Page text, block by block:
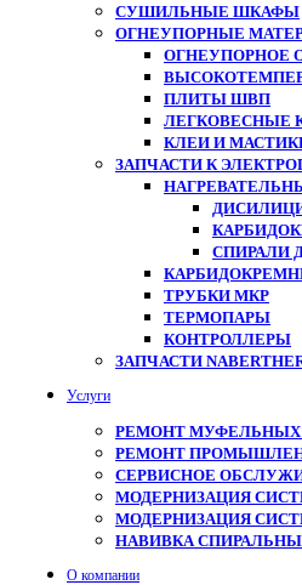
СУШИЛЬНЫЕ ШКАФЫ
ОГНЕУПОРНЫЕ
ОГНЕУПОРНОЕ
ПЛИТЫ ШВП
ЛЕГКОВЕСНЫЕ
КЛЕИ И
ЗАПЧАСТИ К
СПИРАЛИ
ТРУБКИ МКР
ТЕРМОПАРЫ
КОНТРОЛЛЕРЫ
ЗАПЧАСТИ
Услуги
РЕМОНТ МУФЕЛЬНЫХ
РЕМОНТ
СЕРВИСНОЕ
МОДЕРНИЗАЦИЯ
МОДЕРНИЗАЦИЯ
НАВИВКА
О компании